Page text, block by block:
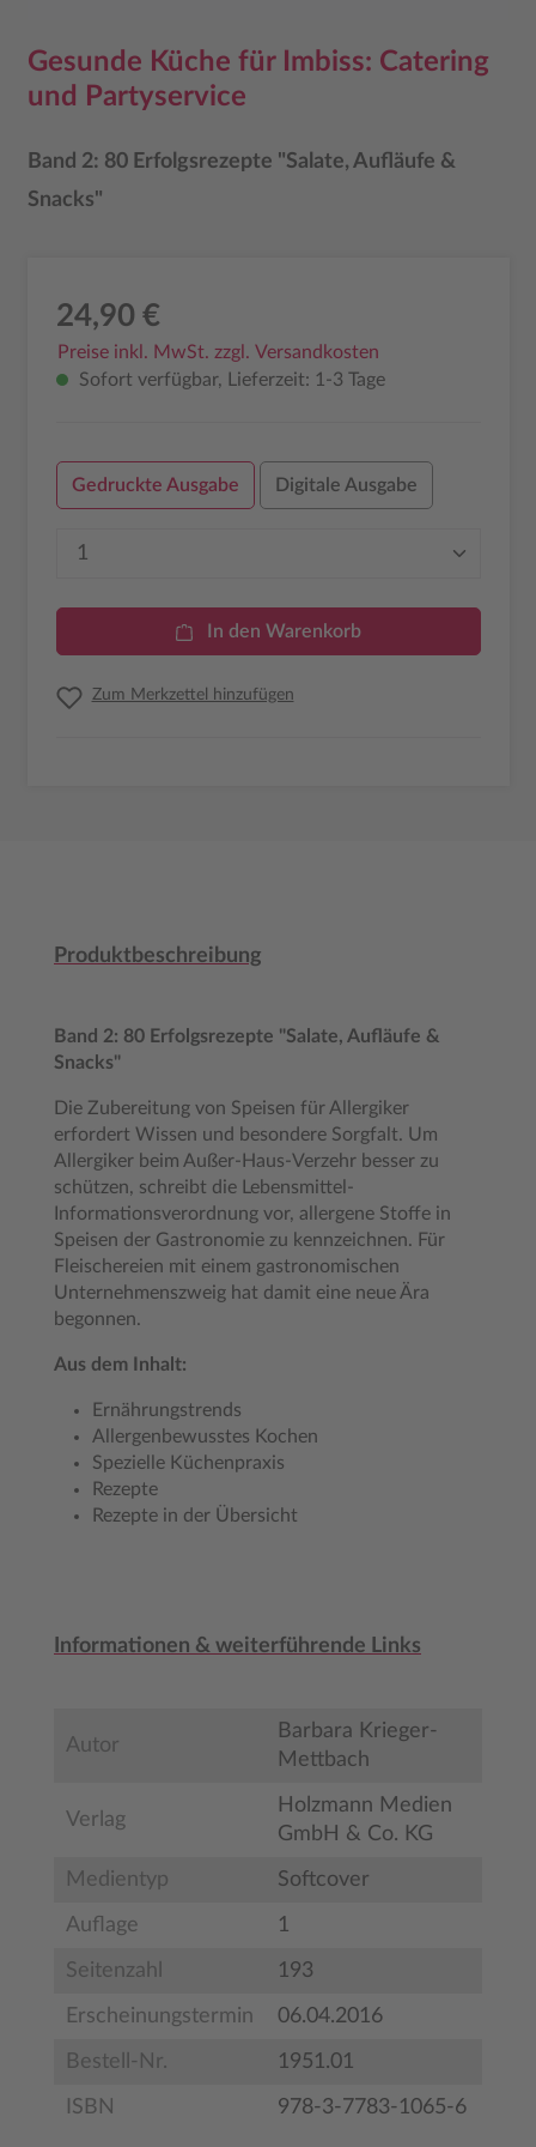
Gesunde Küche für Imbiss: Catering
und Partyservice
Band 2: 80 Erfolgsrezepte "Salate, Aufläufe &
Snacks"
24,90 €
Preise inkl. MwSt. zzgl. Versandkosten
Sofort verfügbar, Lieferzeit: 1-3 Tage
Gedruckte Ausgabe Digitale Ausgabe
Produkt Anzahl: Gib den gewünschten
In den Warenkorb
Zum Merkzettel hinzufügen
Produktbeschreibung
Band 2: 80 Erfolgsrezepte "Salate, Aufläufe &
Snacks"
Die Zubereitung von Speisen für Allergiker
erfordert Wissen und besondere Sorgfalt. Um
Allergiker beim Außer-Haus-Verzehr besser zu
schützen, schreibt die Lebensmittel-
Informationsverordnung vor, allergene Stoffe in
Speisen der Gastronomie zu kennzeichnen. Für
Fleischereien mit einem gastronomischen
Unternehmenszweig hat damit eine neue Ära
begonnen.
Aus dem Inhalt:
Ernährungstrends
Allergenbewusstes Kochen
Spezielle Küchenpraxis
Rezepte
Rezepte in der Übersicht
Informationen & weiterführende Links
Autor
Barbara Krieger-
Mettbach
Verlag
Holzmann Medien
GmbH & Co. KG
Medientyp Softcover
Auflage 1
Seitenzahl 193
Erscheinungstermin 06.04.2016
Bestell-Nr. 1951.01
ISBN 978-3-7783-1065-6